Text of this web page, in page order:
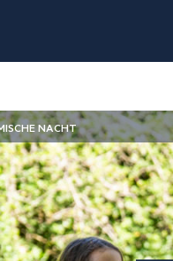
NACHT